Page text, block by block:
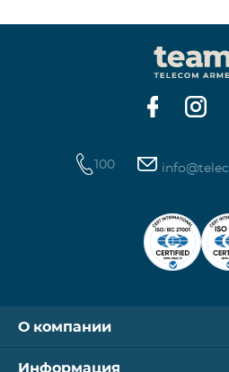
минуты международных
Стоимость одного МБ для
системы составит 50 драм, а
абонентов, при первой
100
О компании
Информация